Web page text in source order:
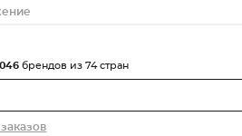
брендов из 74 стран